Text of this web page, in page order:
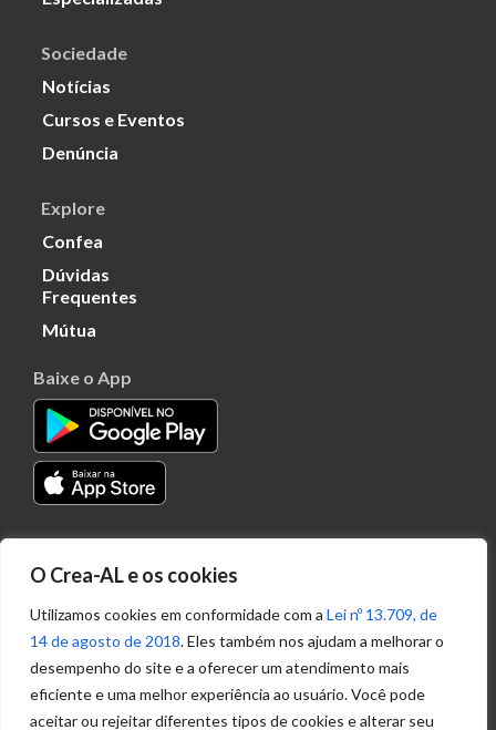
O Crea-AL e os cookies
Utilizamos cookies em conformidade com a Lei nº 13.709, de
14 de agosto de 2018. Eles também nos ajudam a melhorar o
desempenho do site e a oferecer um atendimento mais
eficiente e uma melhor experiência ao usuário. Você pode
aceitar ou rejeitar diferentes tipos de cookies e alterar seu
Sociedade
Notícias
Cursos e Eventos
Denúncia
Explore
Confea
Dúvidas
Frequentes
Mútua
Baixe o App
Transparência
Portal
Acesso à
Informação
Política de
Privacidade de